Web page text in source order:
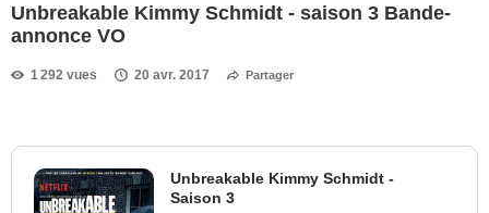
Unbreakable Kimmy Schmidt - saison 3 Bande-
annonce VO
1 292 vues 20 avr. 2017 Partager
Unbreakable Kimmy Schmidt -
Saison 3